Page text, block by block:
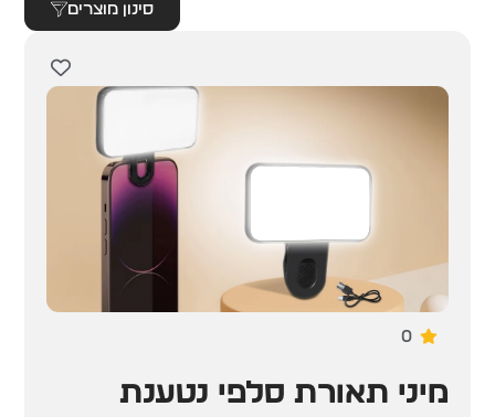
סינון מוצרים
0
מיני תאורת סלפי נטענת